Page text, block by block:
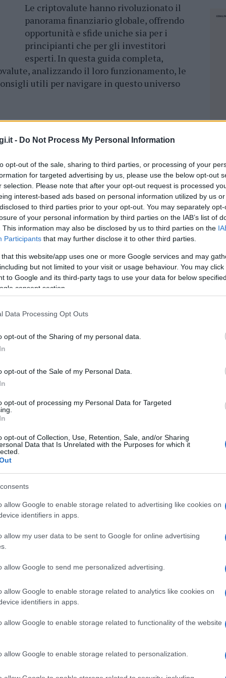
- Do Not Process My Personal Information
opt-out of the sale, sharing to third parties, or processing of your
for targeted advertising by us, please use the below opt-out
selection. Please note that after your opt-out request is processed
interest-based ads based on personal information utilized by us
to third parties prior to your opt-out. You may separately
of your personal information by third parties on the IAB’s list of
This information may also be disclosed by us to third parties on the
Participants that may further disclose it to other third parties.
that this website/app uses one or more Google services and may
but not limited to your visit or usage behaviour. You may
to Google and its third-party tags to use your data for below
consent section.
Data Processing Opt Outs
opt-out of the Sharing of my personal data.
opt-out of the Sale of my Personal Data.
opt-out of processing my Personal Data for Targeted
opt-out of Collection, Use, Retention, Sale, and/or Sharing
Data that Is Unrelated with the Purposes for which it
allow Google to enable storage related to advertising like cookies on
identifiers in apps.
allow my user data to be sent to Google for online advertising
allow Google to send me personalized advertising.
allow Google to enable storage related to analytics like cookies on
identifiers in apps.
allow Google to enable storage related to functionality of the website
allow Google to enable storage related to personalization.
Le criptovalute hanno rivoluzionato il
panorama finanziario globale, offrendo
opportunità e sfide uniche sia per i
principianti che per gli investitori
esperti. In questa guida completa,
analizzando il loro funzionamento, le
utili per navigare in questo universo
digitale che sfruttano la tecnologia
e la chiarezza nelle operazioni
diffusione deriva dalla loro struttura
da intermediari finanziari e facilita
parti coinvolte.
al mondo delle criptovalute, è essenziale
una catena di blocchi che registra
di queste valute digitali. I wallet digitali
in modo sicuro, mentre le
di acquistare, vendere e scambiare diverse
subito una notevole evoluzione. Da
nuove monete con caratteristiche
intelligenti, mentre altre come
finanziarie istantanee. L’evoluzione
verdi, che promuovono
un campo ricco di opportunità.
di guadagno su piattaforme come
condurre una ricerca approfondita
il portafoglio e monitorare le
chiave per gestire il rischio.
per le criptovalute. Mentre la
aziende potrebbe portare a un aumento
potrebbe influenzare il mercato. Gli
delle dinamiche del settore e preparati ad
una tendenza significativa nel mondo delle